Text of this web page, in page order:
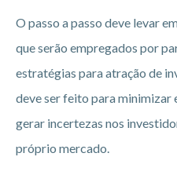
O passo a passo deve levar
que serão empregados por
estratégias para atração de
deve ser feito para minimizar
gerar incertezas nos
próprio mercado.